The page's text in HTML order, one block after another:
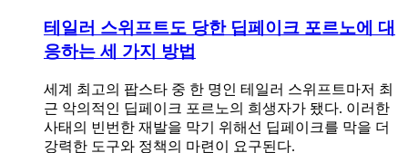
테일러 스위프트도 당한 딥페이크 포르노에 대
응하는 세 가지 방법
세계 최고의 팝스타 중 한 명인 테일러 스위프트마저 최
근 악의적인 딥페이크 포르노의 희생자가 됐다. 이러한
사태의 빈번한 재발을 막기 위해선 딥페이크를 막을 더
강력한 도구와 정책의 마련이 요구된다.